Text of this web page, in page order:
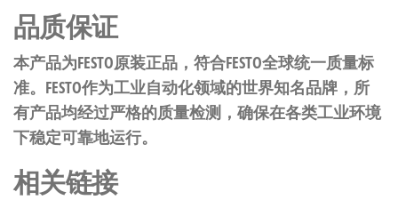
品质保证
本产品为FESTO原装正品，符合FESTO全球统一质量标
准。FESTO作为工业自动化领域的世界知名品牌，所
有产品均经过严格的质量检测，确保在各类工业环境
下稳定可靠地运行。
相关链接